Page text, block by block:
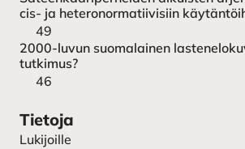
cis- ja heteronormatiivisiin
49
2000-luvun suomalainen
tutkimus?
46
Tietoja
Lukijoille